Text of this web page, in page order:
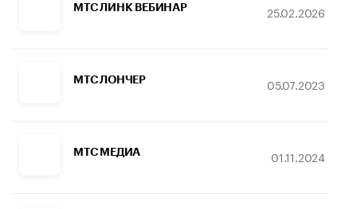
МТС ЛИНК ВЕБИНАР 25.02.2026
МТС ЛОНЧЕР 05.07.2023
МТС МЕДИА 01.11.2024